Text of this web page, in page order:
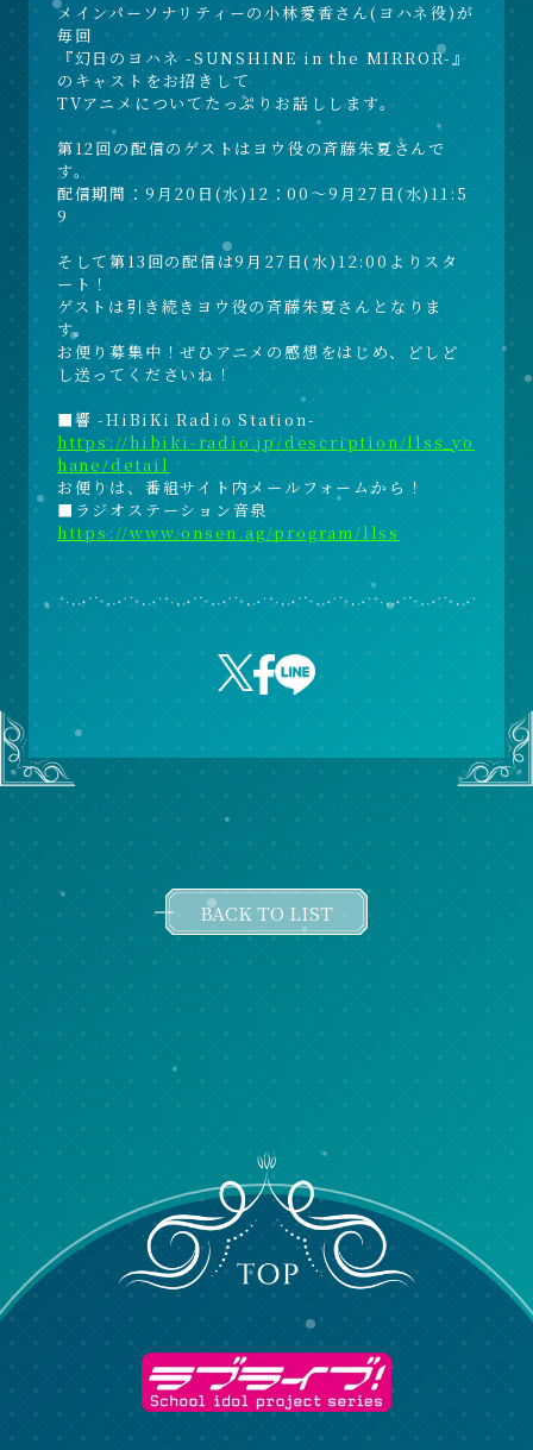
メインパーソナリティーの小林愛香さん(ヨハネ役)が
毎回
『幻日のヨハネ -SUNSHINE in the MIRROR-』
のキャストをお招きして
TVアニメについてたっぷりお話しします。
第12回の配信のゲストはヨウ役の斉藤朱夏さんで
す。
配信期間：9月20日(水)12：00～9月27日(水)11:5
9
そして第13回の配信は9月27日(水)12:00よりスタ
ート！
ゲストは引き続きヨウ役の斉藤朱夏さんとなりま
す。
お便り募集中！ぜひアニメの感想をはじめ、どしど
し送ってくださいね！
■響 -HiBiKi Radio Station-
https://hibiki-radio.jp/description/llss_yo
hane/detail
お便りは、番組サイト内メールフォームから！
■ラジオステーション音泉
https://www.onsen.ag/program/llss
BACK TO LIST